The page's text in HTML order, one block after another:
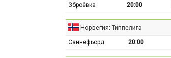
Зброёвка 20:00
Норвегия: Типпелига
Саннефьорд 20:00